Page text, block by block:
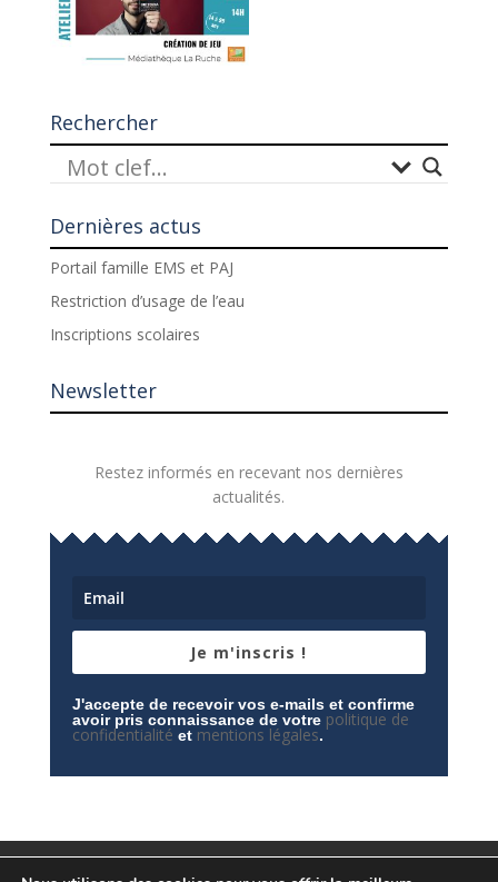
Rechercher
Dernières actus
Portail famille EMS et PAJ
Restriction d’usage de l’eau
Inscriptions scolaires
Newsletter
Restez informés en recevant nos dernières
actualités.
Je m'inscris !
J'accepte de recevoir vos e-mails et confirme
avoir pris connaissance de votre politique de
confidentialité et mentions légales.